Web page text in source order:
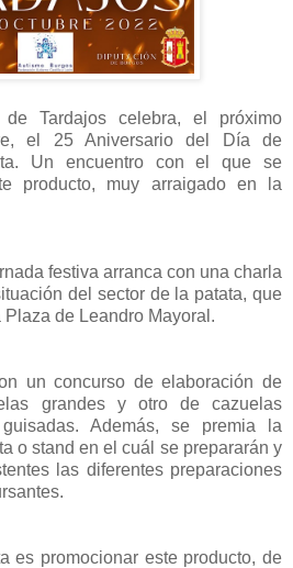
Tardajos celebra, el próximo
el 25 Aniversario del Día de
Un encuentro con el que se
producto, muy arraigado en la
festiva arranca con una charla
del sector de la patata, que
de Leandro Mayoral.
un concurso de elaboración de
grandes y otro de cazuelas
Además, se premia la
o stand en el cuál se prepararán y
las diferentes preparaciones
es promocionar este producto, de